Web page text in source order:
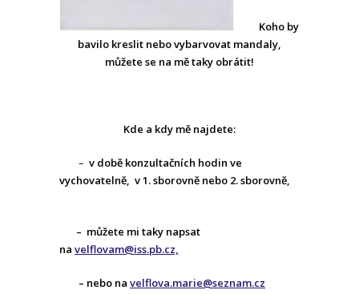
Koho by
bavilo kreslit nebo vybarvovat mandaly,
můžete se na mě taky obrátit!
Kde a kdy mě najdete:
– v době konzultačních hodin ve
vychovatelně, v 1. sborovně nebo 2. sborovně,
– můžete mi taky napsat
na velflovam@iss.pb.cz,
– nebo na velflova.marie@seznam.cz